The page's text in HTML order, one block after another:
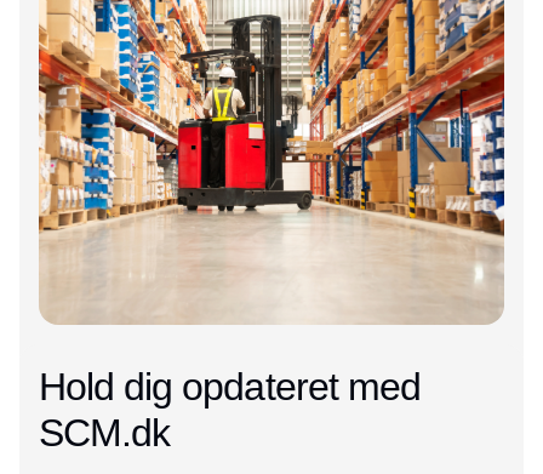
Hold dig opdateret med
SCM.dk